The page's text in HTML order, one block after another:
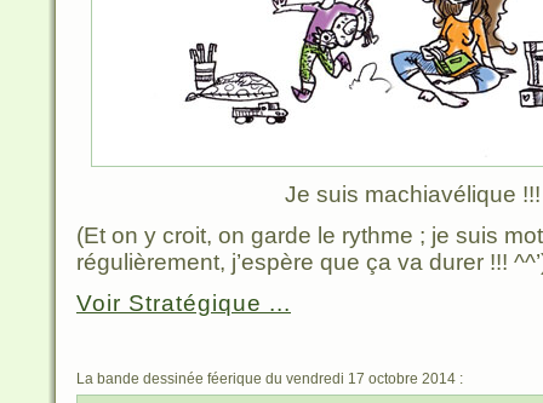
Je suis machiavélique
(Et on y croit, on garde le rythme ; je suis
régulièrement, j’espère que ça va durer !!!
Voir Stratégique ...
La bande dessinée féerique du vendredi 17 octobre 2014 :